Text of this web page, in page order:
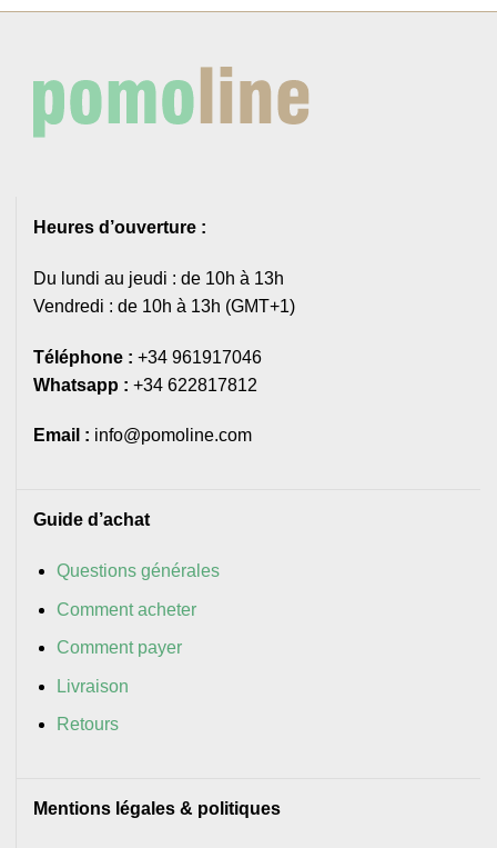
Heures d’ouverture :
Du lundi au jeudi : de 10h à 13h
Vendredi : de 10h à 13h (GMT+1)
Téléphone : +34 961917046
Whatsapp : +34 622817812
Email : info@pomoline.com
Guide d’achat
Questions générales
Comment acheter
Comment payer
Livraison
Retours
Mentions légales & politiques